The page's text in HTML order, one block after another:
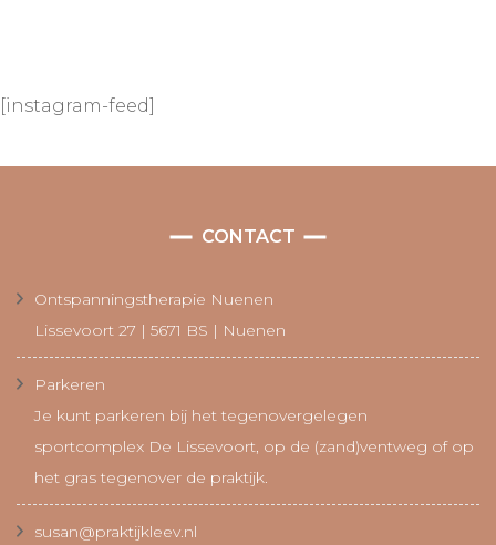
[instagram-feed]
CONTACT
Ontspanningstherapie Nuenen
Lissevoort 27 | 5671 BS | Nuenen
Parkeren
Je kunt parkeren bij het tegenovergelegen
sportcomplex De Lissevoort, op de (zand)ventweg of op
het gras tegenover de praktijk.
susan@praktijkleev.nl